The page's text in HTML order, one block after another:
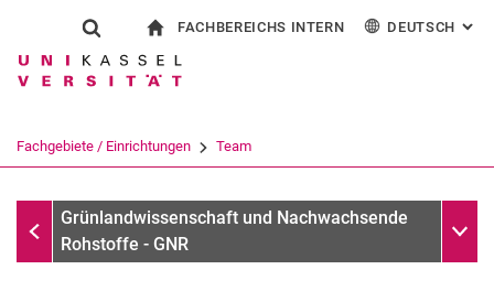
Springe direkt zu: Inhalt
Springe direkt zu: Suche
Springe direkt zu:
Suchformular
Suchbegriff
Suchen (öffnet externen Link in einem
FACHBEREICHS INTERN DEUTSCH :
Fachgebiete / Einrichtungen Team
Fachgebiete / Einrichtungen
Grünlandwissenschaft und Nachwachsende
Rohstoffe - GNR